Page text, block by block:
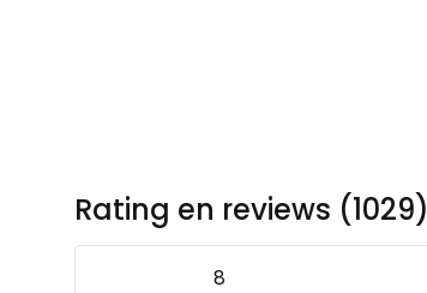
Rating en reviews (1029)
8